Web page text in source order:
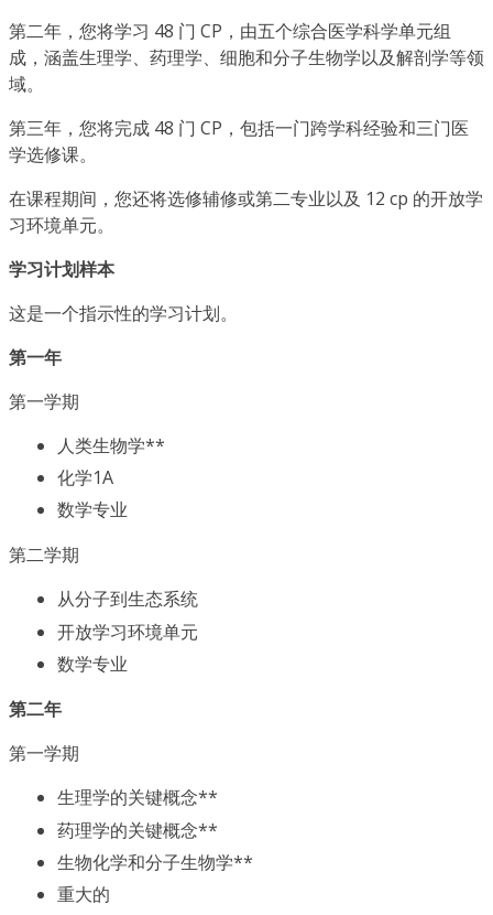
第二年，您将学习 48 门 CP，由五个综合医学科学单元组
成，涵盖生理学、药理学、细胞和分子生物学以及解剖学等领
域。
第三年，您将完成 48 门 CP，包括一门跨学科经验和三门医
学选修课。
在课程期间，您还将选修辅修或第二专业以及 12 cp 的开放学
习环境单元。
学习计划样本
这是一个指示性的学习计划。
第一年
第一学期
人类生物学**
化学1A
数学专业
第二学期
从分子到生态系统
开放学习环境单元
数学专业
第二年
第一学期
生理学的关键概念**
药理学的关键概念**
生物化学和分子生物学**
重大的